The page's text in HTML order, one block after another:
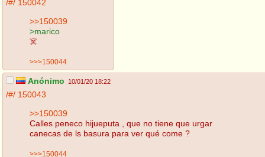
/#/ 150042
>>150039
>marico
☠️
>>>150044
Anónimo 10/01/20 18:22
/#/ 150043
>>150039
Calles peneco hijueputa , que no tiene que urgar
canecas de ls basura para ver qué come ?
>>>150044